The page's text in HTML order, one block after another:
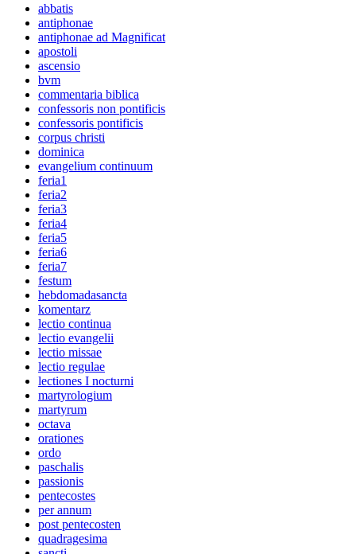
abbatis
antiphonae
antiphonae ad Magnificat
apostoli
ascensio
bvm
commentaria biblica
confessoris non pontificis
confessoris pontificis
corpus christi
dominica
evangelium continuum
feria1
feria2
feria3
feria4
feria5
feria6
feria7
festum
hebdomadasancta
komentarz
lectio continua
lectio evangelii
lectio missae
lectio regulae
lectiones I nocturni
martyrologium
martyrum
octava
orationes
ordo
paschalis
passionis
pentecostes
per annum
post pentecosten
quadragesima